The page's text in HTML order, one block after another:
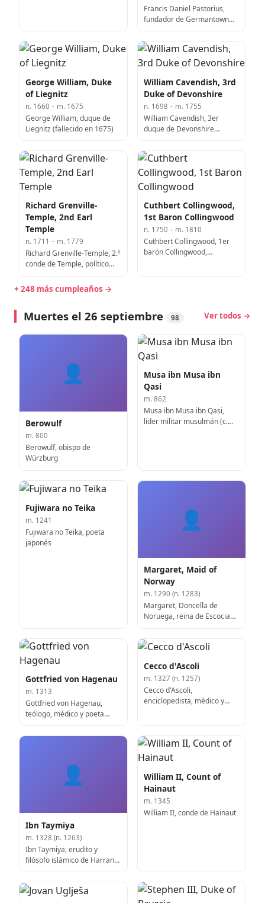
Francis Daniel Pastorius,
fundador de Germantown
George William, Duke
of Liegnitz
n. 1660 – m. 1675
George William, duque de
Liegnitz (fallecido en 1675)
William Cavendish, 3rd
Duke of Devonshire
n. 1698 – m. 1755
William Cavendish, 3er
duque de Devonshire
Richard Grenville-
Temple, 2nd Earl
Temple
n. 1711 – m. 1779
Richard Grenville-Temple, 2.º
conde de Temple, político
Almirantazgo (f. 1779)
Cuthbert Collingwood,
1st Baron Collingwood
n. 1750 – m. 1810
Cuthbert Collingwood, 1er
barón Collingwood,
+ 248 más cumpleaños →
Muertes el 26 septiembre 98 Ver todos →
👤
Berowulf
m. 800
Berowulf, obispo de
Würzburg
Musa ibn Musa ibn
Qasi
m. 862
Musa ibn Musa ibn Qasi,
líder militar musulmán (c.
Fujiwara no Teika
m. 1241
Fujiwara no Teika, poeta
japonés
👤
Margaret, Maid of
Norway
m. 1290 (n. 1283)
Margaret, Doncella de
Noruega, reina de Escocia
Gottfried von Hagenau
m. 1313
Gottfried von Hagenau,
teólogo, médico y poeta
Cecco d'Ascoli
m. 1327 (n. 1257)
Cecco d'Ascoli,
enciclopedista, médico y
👤
Ibn Taymiya
m. 1328 (n. 1263)
Ibn Taymiya, erudito y
filósofo islámico de Harran
William II, Count of
Hainaut
m. 1345
William II, conde de Hainaut